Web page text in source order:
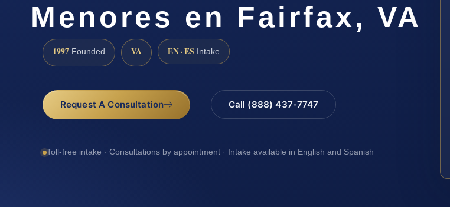
Menores en Fairfax, VA
1997 Founded VA EN · ES Intake
Request A Consultation Call (888) 437-7747
Toll-free intake · Consultations by appointment · Intake available in English and Spanish